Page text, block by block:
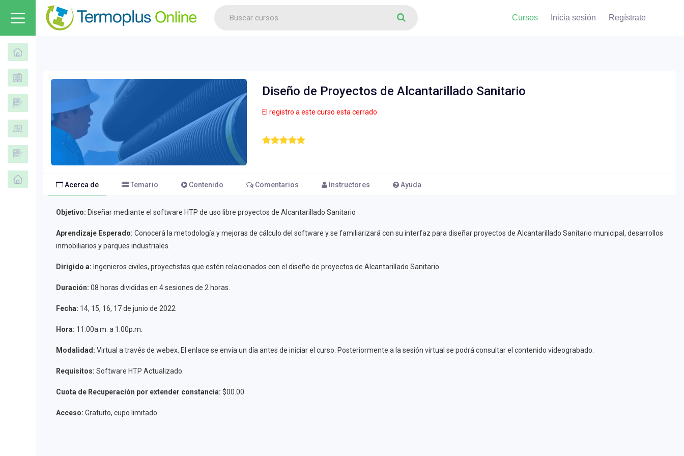
Cursos Inicia sesión Regístrate
Diseño de Proyectos de Alcantarillado Sanitario
El registro a este curso esta cerrado
Acerca de Temario Contenido Comentarios Instructores Ayuda
Objetivo: Diseñar mediante el software HTP de uso libre proyectos de Alcantarillado Sanitario
Aprendizaje Esperado: Conocerá la metodología y mejoras de cálculo del software y se familiarizará con su interfaz para diseñar proyectos de Alcantarillado Sanitario municipal, desarrollos
inmobiliarios y parques industriales.
Dirigido a: Ingenieros civiles, proyectistas que estén relacionados con el diseño de proyectos de Alcantarillado Sanitario.
Duración: 08 horas divididas en 4 sesiones de 2 horas.
Fecha: 14, 15, 16, 17 de junio de 2022
Hora: 11:00a.m. a 1:00p.m.
Modalidad: Virtual a través de webex. El enlace se envía un día antes de iniciar el curso. Posteriormente a la sesión virtual se podrá consultar el contenido videograbado.
Requisitos: Software HTP Actualizado.
Cuota de Recuperación por extender constancia: $00.00
Acceso: Gratuito, cupo limitado.